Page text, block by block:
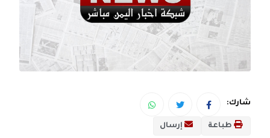
شارك:
طباعة إرسال